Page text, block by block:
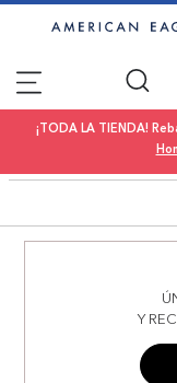
¡TODA LA TIENDA!
Y